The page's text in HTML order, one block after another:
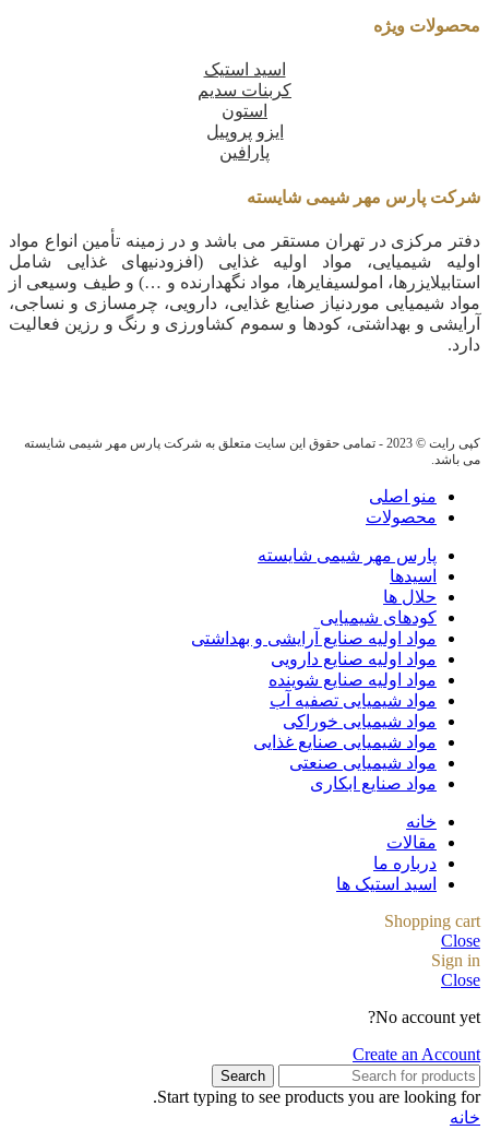
محصولات ویژه
اسید استیک
کربنات سدیم
استون
ایزو پروپیل
پارافین
شرکت پارس مهر شیمی شایسته
دفتر مرکزی در تهران مستقر می باشد و در زمینه تأمین انواع مواد
اولیه شیمیایی، مواد اولیه غذایی (افزودنیهای غذایی شامل
استابیلایزرها، امولسیفایرها، مواد نگهدارنده و …) و طیف وسیعی از
مواد شیمیایی موردنیاز صنایع غذایی، دارویی، چرمسازی و نساجی،
آرایشی و بهداشتی، کودها و سموم کشاورزی و رنگ و رزین فعالیت
دارد.
کپی رایت © 2023 - تمامی حقوق این سایت متعلق به شرکت پارس مهر شیمی شایسته
می باشد.
منو اصلی
محصولات
پارس مهر شیمی شایسته
اسیدها
حلال ها
کودهای شیمیایی
مواد اولیه صنایع آرایشی و بهداشتی
مواد اولیه صنایع دارویی
مواد اولیه صنایع شوینده
مواد شیمیایی تصفیه آب
مواد شیمیایی خوراکی
مواد شیمیایی صنایع غذایی
مواد شیمیایی صنعتی
مواد صنایع ابکاری
خانه
مقالات
درباره ما
اسید استیک ها
Shopping cart
Close
Sign in
Close
No account yet?
Create an Account
Search
Start typing to see products you are looking for.
خانه